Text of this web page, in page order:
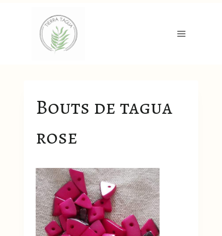
Bouts de tagua
rose